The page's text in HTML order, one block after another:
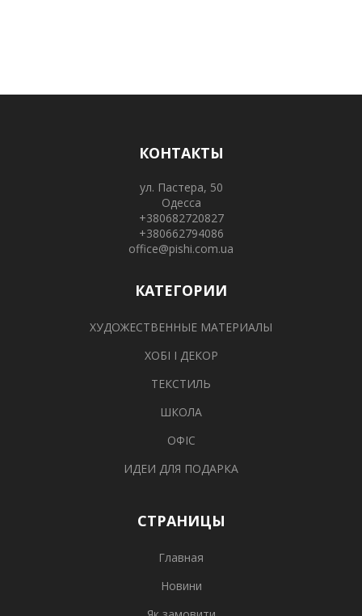
КОНТАКТЫ
ул. Пастера, 50
Одесса
+380682720827
+380662794086
office@pishi.com.ua
КАТЕГОРИИ
ХУДОЖЕСТВЕННЫЕ МАТЕРИАЛЫ
ХОБІ І ДЕКОР
ТЕКСТИЛЬ
ШКОЛА
ОФІС
ИДЕИ ДЛЯ ПОДАРКА
СТРАНИЦЫ
Главная
Новини